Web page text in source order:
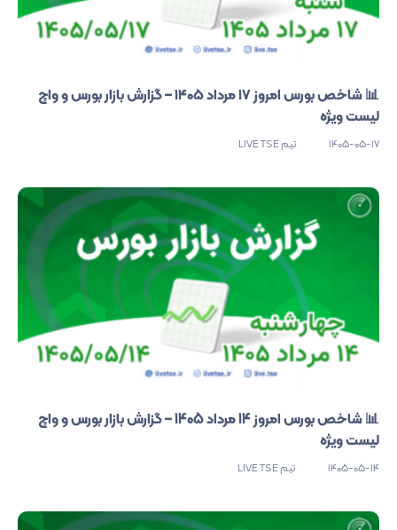
📊 شاخص بورس امروز ۱۷ مرداد ۱۴۰۵ – گزارش بازار بورس و واچ
لیست ویژه
1405-05-17 تیم LIVE TSE
📊 شاخص بورس امروز 14 مرداد 1405 – گزارش بازار بورس و واچ
لیست ویژه
1405-05-14 تیم LIVE TSE